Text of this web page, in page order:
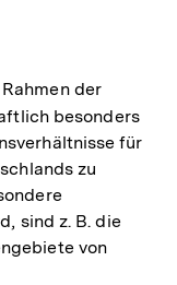
derInterner
Link:
besonders
für
zu
sind z. B. die
von